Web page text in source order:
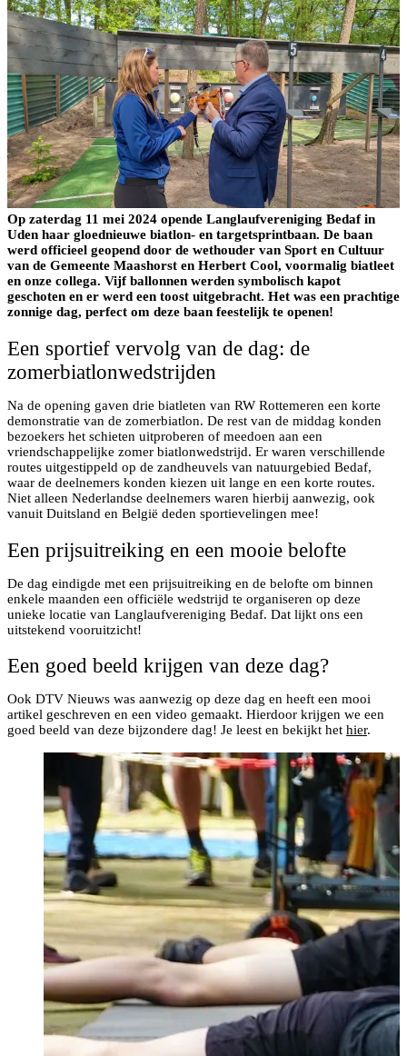
Op zaterdag 11 mei 2024 opende Langlaufvereniging Bedaf in
Uden haar gloednieuwe biatlon- en targetsprintbaan. De baan
werd officieel geopend door de wethouder van Sport en Cultuur
van de Gemeente Maashorst en Herbert Cool, voormalig biatleet
en onze collega. Vijf ballonnen werden symbolisch kapot
geschoten en er werd een toost uitgebracht. Het was een prachtige
zonnige dag, perfect om deze baan feestelijk te openen!
Een sportief vervolg van de dag: de
zomerbiatlonwedstrijden
Na de opening gaven drie biatleten van RW Rottemeren een korte
demonstratie van de zomerbiatlon. De rest van de middag konden
bezoekers het schieten uitproberen of meedoen aan een
vriendschappelijke zomer biatlonwedstrijd. Er waren verschillende
routes uitgestippeld op de zandheuvels van natuurgebied Bedaf,
waar de deelnemers konden kiezen uit lange en een korte routes.
Niet alleen Nederlandse deelnemers waren hierbij aanwezig, ook
vanuit Duitsland en België deden sportievelingen mee!
Een prijsuitreiking en een mooie belofte
De dag eindigde met een prijsuitreiking en de belofte om binnen
enkele maanden een officiële wedstrijd te organiseren op deze
unieke locatie van Langlaufvereniging Bedaf. Dat lijkt ons een
uitstekend vooruitzicht!
Een goed beeld krijgen van deze dag?
Ook DTV Nieuws was aanwezig op deze dag en heeft een mooi
artikel geschreven en een video gemaakt. Hierdoor krijgen we een
goed beeld van deze bijzondere dag! Je leest en bekijkt het hier.